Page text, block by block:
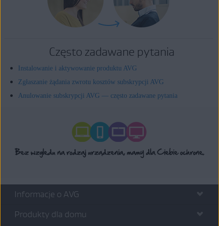
Często zadawane pytania
Instalowanie i aktywowanie produktu AVG
Zgłaszanie żądania zwrotu kosztów subskrypcji AVG
Anulowanie subskrypcji AVG — często zadawane pytania
Informacje o AVG
Produkty dla domu